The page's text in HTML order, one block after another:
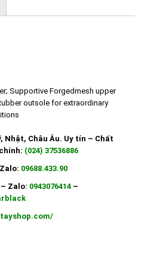
Supportive Forgedmesh upper
outsole for extraordinary
Nhật, Châu Âu. Uy tín – Chất
(024) 37536886
09688.433.90
– Zalo: 0943076414 –